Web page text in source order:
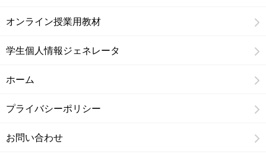
オンライン授業用教材
学生個人情報ジェネレータ
ホーム
プライバシーポリシー
お問い合わせ